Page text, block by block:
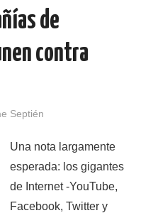
de
contra
Septién
Una nota largamente
esperada: los gigantes
de Internet -YouTube,
Facebook, Twitter y